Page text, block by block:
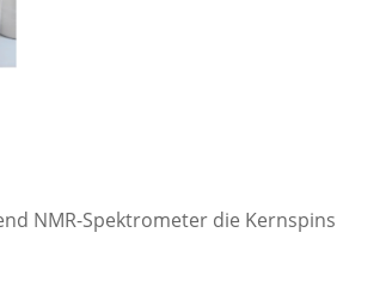
NMR-Spektrometer die Kernspins